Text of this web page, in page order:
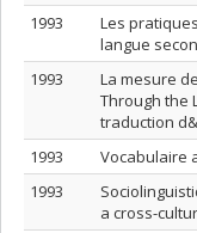
1993
Les
langue
1993
La mesure
Through the
traduction
1993
Vocabulaire
1993
a cross-